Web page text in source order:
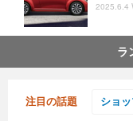
2025.6.4
ラ
注目の話題 ショ